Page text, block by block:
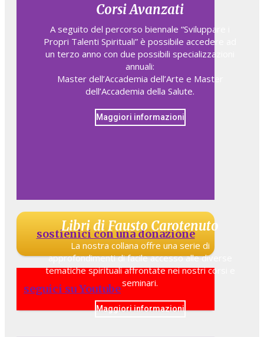
Corsi Avanzati
A seguito del percorso biennale “Sviluppare i
Propri Talenti Spirituali” è possibile accedere ad
un terzo anno con due possibili specializzazioni
annuali:
Master dell’Accademia dell’Arte e Master
dell’Accademia della Salute.
Maggiori informazioni
Libri di Fausto Carotenuto
La nostra collana offre una serie di
approfondimenti di facile accesso alle diverse
tematiche spirituali affrontate nei nostri corsi e
seminari.
Maggiori informazioni
sostienici con una donazione
seguici su Youtube